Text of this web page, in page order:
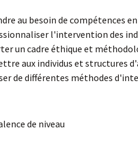
au besoin de compétences
l'intervention des
un cadre éthique et
aux individus et structures
de différentes méthodes
de niveau